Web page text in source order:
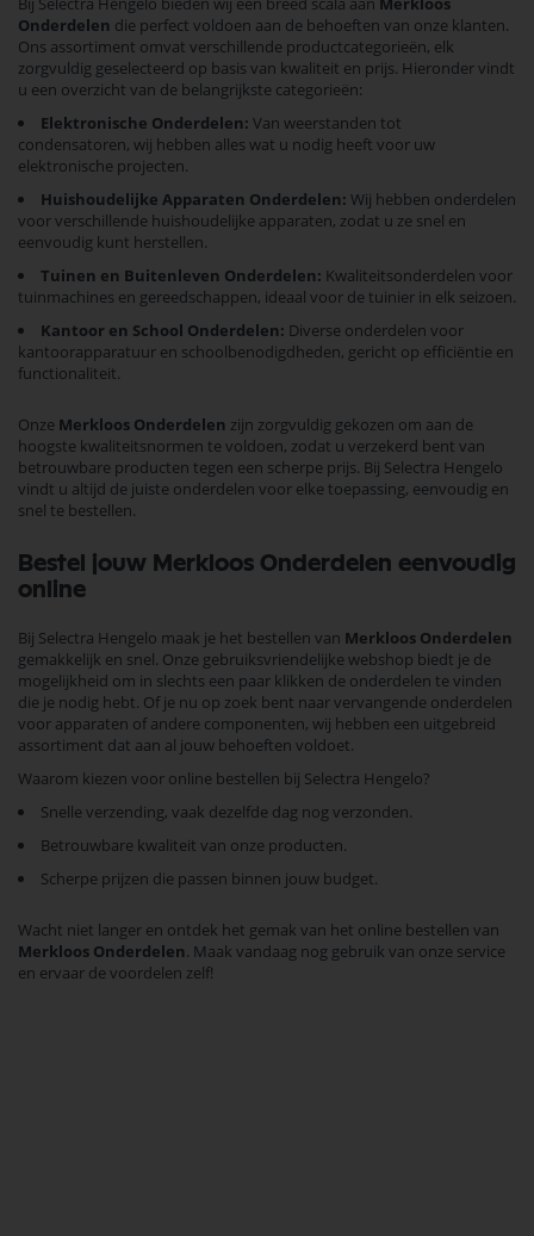
Onderdelen die perfect voldoen aan de behoeften van onze klanten.
Ons assortiment omvat verschillende productcategorieën, elk
zorgvuldig geselecteerd op basis van kwaliteit en prijs. Hieronder vindt
u een overzicht van de belangrijkste categorieën:
Elektronische Onderdelen: Van weerstanden tot
condensatoren, wij hebben alles wat u nodig heeft voor uw
elektronische projecten.
Huishoudelijke Apparaten Onderdelen: Wij hebben onderdelen
voor verschillende huishoudelijke apparaten, zodat u ze snel en
eenvoudig kunt herstellen.
Tuinen en Buitenleven Onderdelen: Kwaliteitsonderdelen voor
tuinmachines en gereedschappen, ideaal voor de tuinier in elk seizoen.
Kantoor en School Onderdelen: Diverse onderdelen voor
kantoorapparatuur en schoolbenodigdheden, gericht op efficiëntie en
functionaliteit.
Onze Merkloos Onderdelen zijn zorgvuldig gekozen om aan de
hoogste kwaliteitsnormen te voldoen, zodat u verzekerd bent van
betrouwbare producten tegen een scherpe prijs. Bij Selectra Hengelo
vindt u altijd de juiste onderdelen voor elke toepassing, eenvoudig en
snel te bestellen.
Bestel jouw Merkloos Onderdelen eenvoudig
online
Bij Selectra Hengelo maak je het bestellen van Merkloos Onderdelen
gemakkelijk en snel. Onze gebruiksvriendelijke webshop biedt je de
mogelijkheid om in slechts een paar klikken de onderdelen te vinden
die je nodig hebt. Of je nu op zoek bent naar vervangende onderdelen
voor apparaten of andere componenten, wij hebben een uitgebreid
assortiment dat aan al jouw behoeften voldoet.
Waarom kiezen voor online bestellen bij Selectra Hengelo?
Snelle verzending, vaak dezelfde dag nog verzonden.
Betrouwbare kwaliteit van onze producten.
Scherpe prijzen die passen binnen jouw budget.
Wacht niet langer en ontdek het gemak van het online bestellen van
Merkloos Onderdelen. Maak vandaag nog gebruik van onze service
en ervaar de voordelen zelf!